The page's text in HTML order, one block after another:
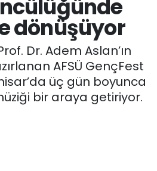
dönüşüyor
Dr. Adem Aslan’ın
AFSÜ GençFest
üç gün boyunca
bir araya getiriyor.
Durumu ve Fikstür